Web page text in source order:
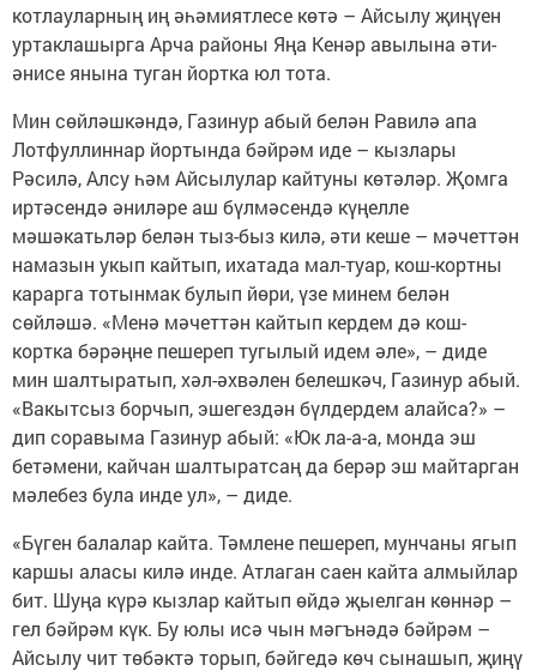
котлауларның иң әһәмиятлесе көтә – Айсылу җиңүен
уртаклашырга Арча районы Яңа Кенәр авылына әти-
әнисе янына туган йортка юл тота.
Мин сөйләшкәндә, Газинур абый белән Равилә апа
Лотфуллиннар йортында бәйрәм иде – кызлары
Рәсилә, Алсу һәм Айсылулар кайтуны көтәләр. Җомга
иртәсендә әниләре аш бүлмәсендә күңелле
мәшәкатьләр белән тыз-быз килә, әти кеше – мәчеттән
намазын укып кайтып, ихатада мал-туар, кош-кортны
карарга тотынмак булып йөри, үзе минем белән
сөйләшә. «Менә мәчеттән кайтып кердем дә кош-
кортка бәрәңне пешереп тугылый идем әле», – диде
мин шалтыратып, хәл-әхвәлен белешкәч, Газинур абый.
«Вакытсыз борчып, эшегездән бүлдердем алайса?» –
дип соравыма Газинур абый: «Юк ла-а-а, монда эш
бетәмени, кайчан шалтыратсаң да берәр эш майтарган
мәлебез була инде ул», – диде.
«Бүген балалар кайта. Тәмлене пешереп, мунчаны ягып
каршы аласы килә инде. Атлаган саен кайта алмыйлар
бит. Шуңа күрә кызлар кайтып өйдә җыелган көннәр –
гел бәйрәм күк. Бу юлы исә чын мәгънәдә бәйрәм –
Айсылу чит төбәктә торып, бәйгедә көч сынашып, җиңү